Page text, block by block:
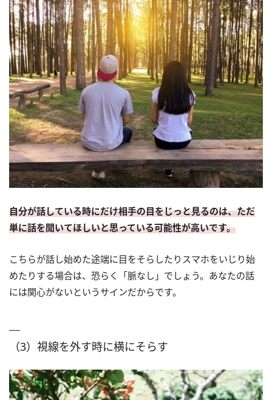
自分が話している時にだけ相手の目をじっと見るのは、ただ
単に話を聞いてほしいと思っている可能性が高いです。
こちらが話し始めた途端に目をそらしたりスマホをいじり始
めたりする場合は、恐らく「脈なし」でしょう。あなたの話
には関心がないというサインだからです。
（3）視線を外す時に横にそらす